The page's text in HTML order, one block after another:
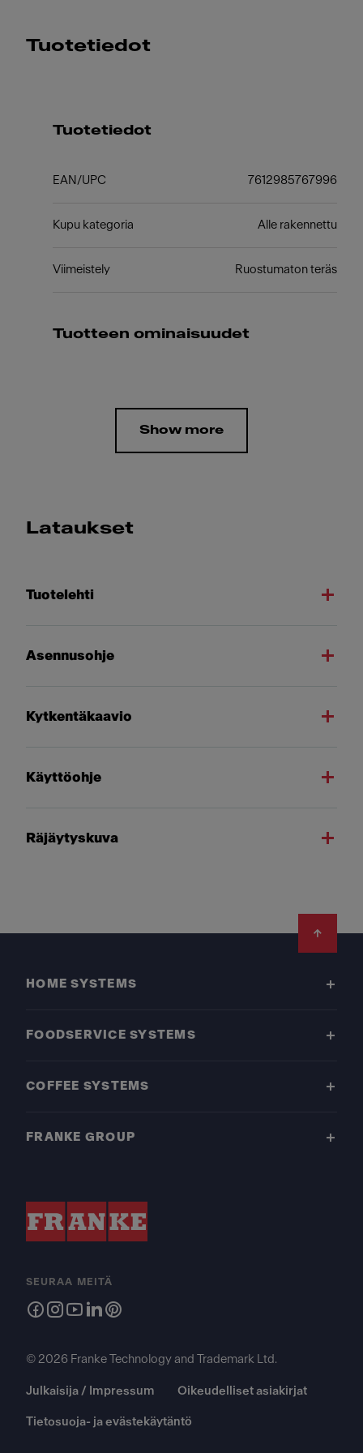
Tuotetiedot
Tuotetiedot
EAN/UPC 7612985767996
Kupu kategoria Alle rakennettu
Viimeistely Ruostumaton teräs
Tuotteen ominaisuudet
Show more
Lataukset
Tuotelehti
Asennusohje
Kytkentäkaavio
Käyttöohje
Räjäytyskuva
HOME SYSTEMS
FOODSERVICE SYSTEMS
COFFEE SYSTEMS
FRANKE GROUP
SEURAA MEITÄ
© 2026 Franke Technology and Trademark Ltd.
Julkaisija / Impressum Oikeudelliset asiakirjat
Tietosuoja- ja evästekäytäntö